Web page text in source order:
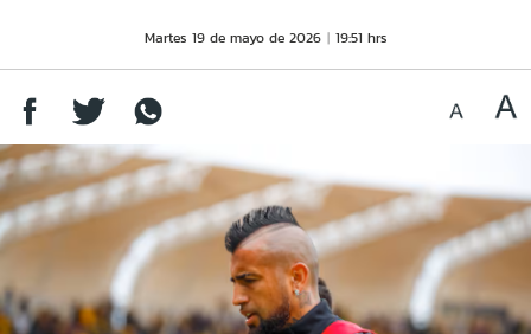
Martes 19 de mayo de 2026 19:51 hrs